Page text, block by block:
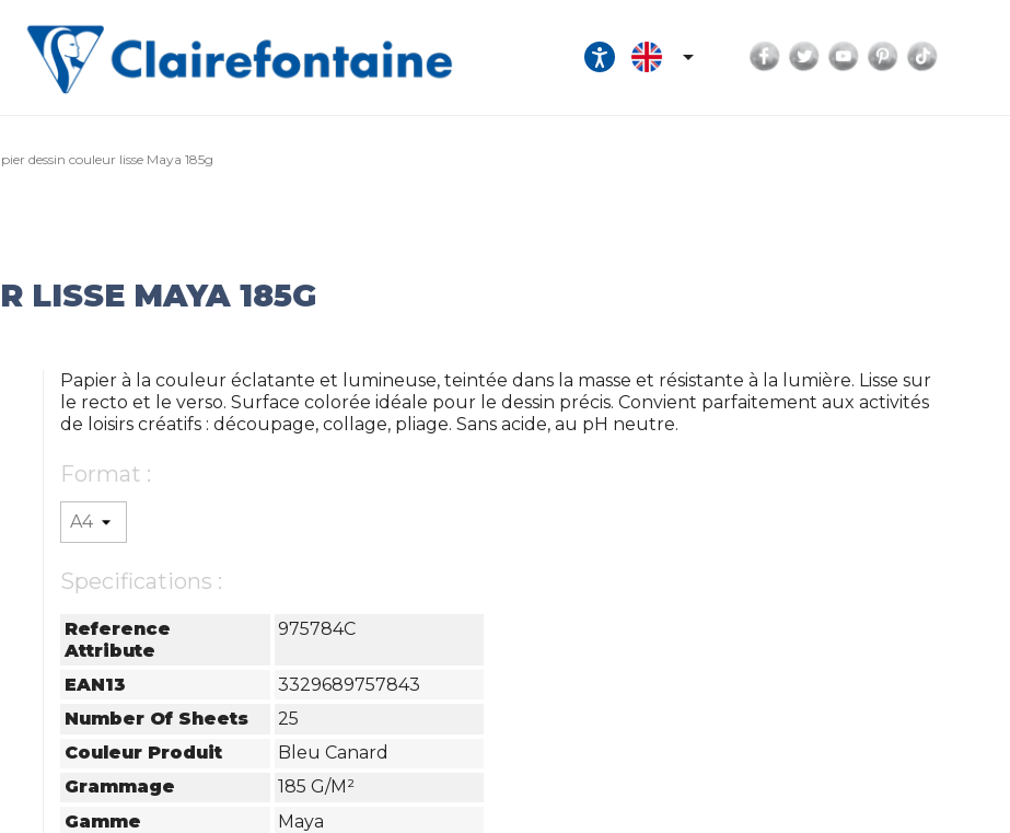
 Facebook
TwitterYouTubePinterest
dessin couleur lisse Maya 185g
LISSE MAYA 185G
Papier à la couleur éclatante et lumineuse, teintée dans la masse et résistante à la lumière. Lisse sur
le recto et le verso. Surface colorée idéale pour le dessin précis. Convient parfaitement aux activités
de loisirs créatifs : découpage, collage, pliage. Sans acide, au pH neutre.
Format :
Specifications :
Reference
Attribute
975784C
EAN13
3329689757843
Number Of Sheets
25
Couleur Produit
Bleu Canard
Grammage
185 G/m²
Gamme
Maya